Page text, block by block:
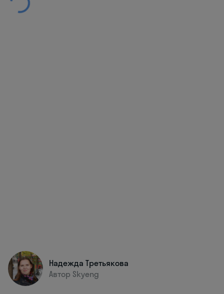
Надежда Третьякова
Автор Skyeng